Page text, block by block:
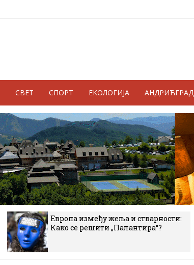
СВЕТ СПОРТ ЕКОЛОГИЈА АНДРИЋГРАД
Европа између жеља и стварности:
Како се решити „Палантира“?